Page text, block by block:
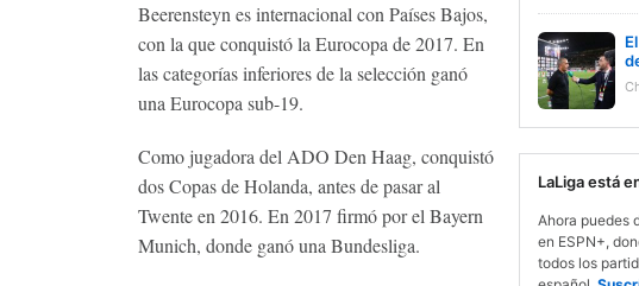
Beerensteyn es internacional con Países Bajos,
con la que conquistó la Eurocopa de 2017. En
las categorías inferiores de la selección ganó
una Eurocopa sub-19.
LaLiga está
Ahora puedes
en ESPN+,
todos los
Como jugadora del ADO Den Haag, conquistó
dos Copas de Holanda, antes de pasar al
Twente en 2016. En 2017 firmó por el Bayern
Munich, donde ganó una Bundesliga.